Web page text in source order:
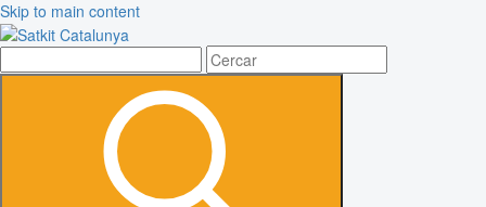
Skip to main content